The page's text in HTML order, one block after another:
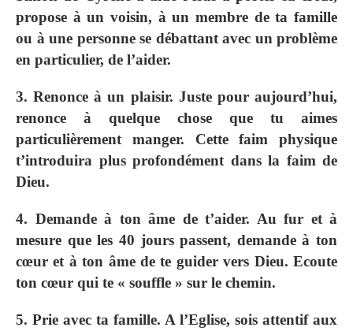
propose à un voisin, à un membre de ta famille
ou à une personne se débattant avec un problème
en particulier, de l’aider.
3. Renonce à un plaisir. Juste pour aujourd’hui,
renonce à quelque chose que tu aimes
particulièrement manger. Cette faim physique
t’introduira plus profondément dans la faim de
Dieu.
4. Demande à ton âme de t’aider. Au fur et à
mesure que les 40 jours passent, demande à ton
cœur et à ton âme de te guider vers Dieu. Ecoute
ton cœur qui te « souffle » sur le chemin.
5. Prie avec ta famille. A l’Eglise, sois attentif aux